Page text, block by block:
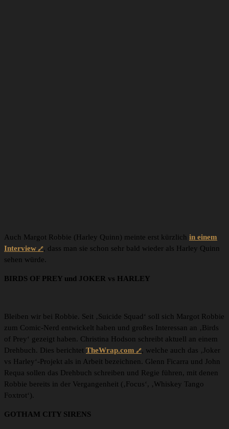
Auch Margot Robbie (Harley Quinn) meinte erst kürzlich in einem
Interview
, dass man sie schon sehr bald wieder als Harley Quinn
sehen würde.
BIRDS OF PREY und JOKER vs HARLEY
Bleiben wir bei Robbie. Seit ‚Suicide Squad‘ soll sich Margot Robbie
zum Comic-Nerd entwickelt haben und großes Interessan an ‚Birds
of Prey‘ gezeigt haben. Christina Hodson schreibt aktuell an einem
Drehbuch. Dies berichtet TheWrap.com
, welche auch das ‚Joker
vs Harley‘-Projekt als in Arbeit bezeichnen. Glenn Ficarra und John
Requa sollen das Drehbuch schreiben und Regie führen, mit denen
Robbie bereits in der Vergangenheit (‚Focus‘, ‚Whiskey Tango
Foxtrot‘).
GOTHAM CITY SIRENS